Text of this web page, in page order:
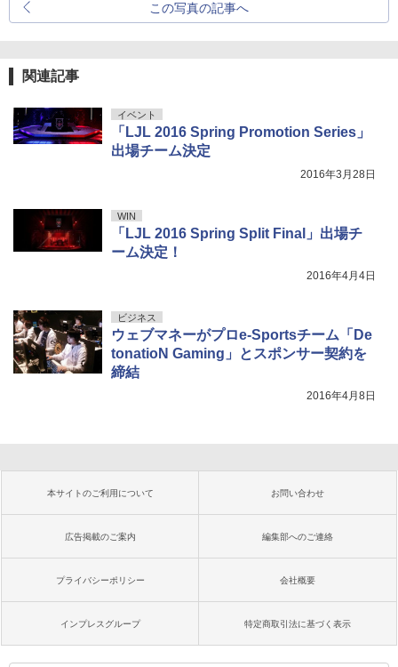
この写真の記事へ
関連記事
イベント
「LJL 2016 Spring Promotion Series」
出場チーム決定
2016年3月28日
WIN
「LJL 2016 Spring Split Final」出場チ
ーム決定！
2016年4月4日
ビジネス
ウェブマネーがプロe-Sportsチーム「De
tonatioN Gaming」とスポンサー契約を
締結
2016年4月8日
本サイトのご利用について お問い合わせ
広告掲載のご案内 編集部へのご連絡
プライバシーポリシー 会社概要
インプレスグループ 特定商取引法に基づく表示